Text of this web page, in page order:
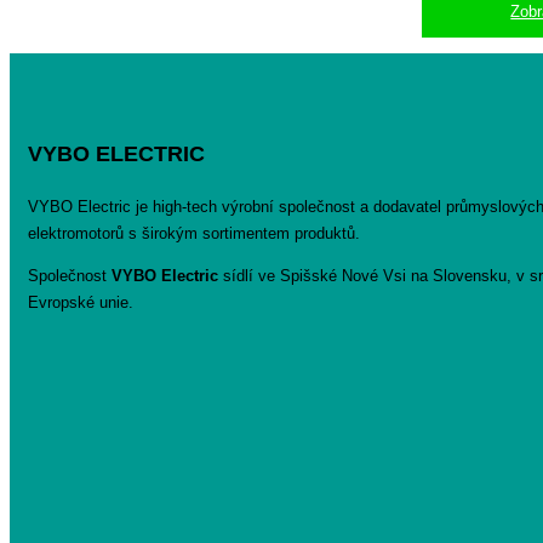
byla:
VYBO ELECTRIC
VYBO Electric je high-tech výrobní společnost a dodavatel průmyslových
elektromotorů s širokým sortimentem produktů.
Společnost VYBO Electric sídlí ve Spišské Nové Vsi na Slovensku, v
Evropské unie.